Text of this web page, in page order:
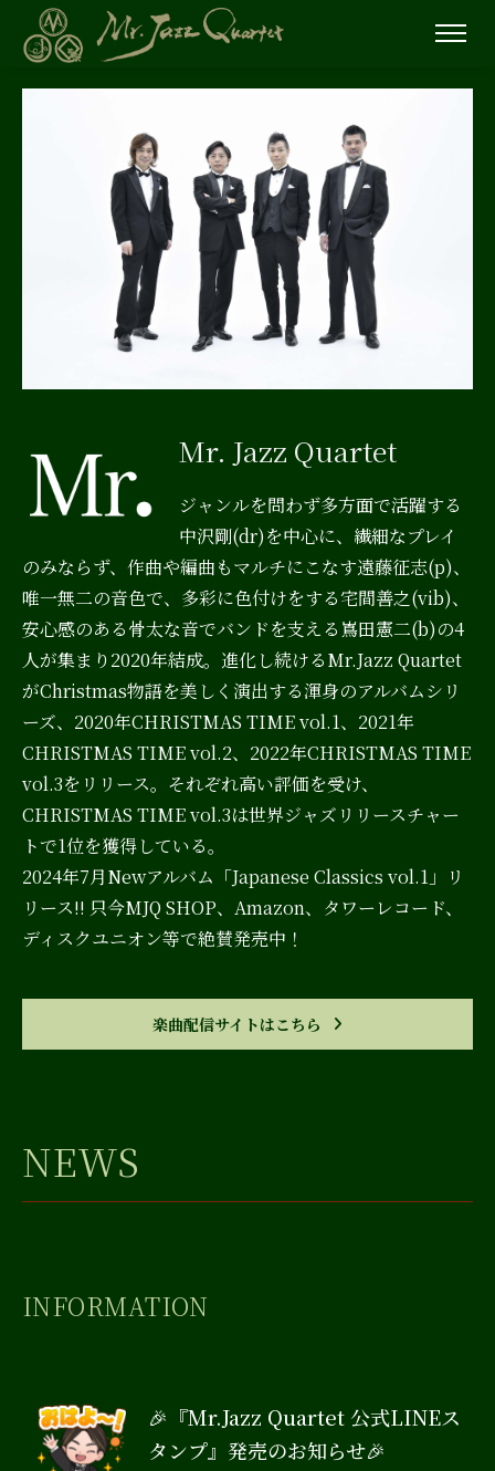
Mr. Jazz Quartet
ジャンルを問わず多方面で活躍する
中沢剛(dr)を中心に、繊細なプレイ
のみならず、作曲や編曲もマルチにこなす遠藤征志(p)、
唯一無二の音色で、多彩に色付けをする宅間善之(vib)、
安心感のある骨太な音でバンドを支える嶌田憲二(b)の4
人が集まり2020年結成。進化し続けるMr.Jazz Quartet
がChristmas物語を美しく演出する渾身のアルバムシリ
ーズ、2020年CHRISTMAS TIME vol.1、2021年
CHRISTMAS TIME vol.2、2022年CHRISTMAS TIME
vol.3をリリース。それぞれ高い評価を受け、
CHRISTMAS TIME vol.3は世界ジャズリリースチャー
トで1位を獲得している。
2024年7月Newアルバム「Japanese Classics vol.1」リ
リース!! 只今MJQ SHOP、Amazon、タワーレコード、
ディスクユニオン等で絶賛発売中！
楽曲配信サイトはこちら
NEWS
INFORMATION
🎉『Mr.Jazz Quartet 公式LINEス
タンプ』発売のお知らせ🎉